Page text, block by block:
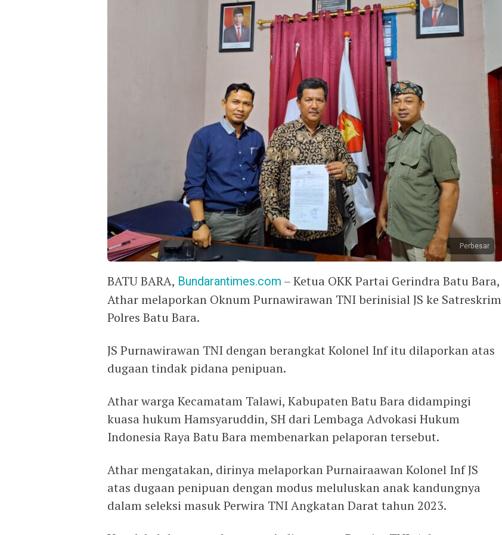
Perbesar
BATU BARA, Bundarantimes.com – Ketua OKK Partai Gerindra Batu Bara,
Athar melaporkan Oknum Purnawirawan TNI berinisial JS ke Satreskrim
Polres Batu Bara.
JS Purnawirawan TNI dengan berangkat Kolonel Inf itu dilaporkan atas
dugaan tindak pidana penipuan.
Athar warga Kecamatam Talawi, Kabupaten Batu Bara didampingi
kuasa hukum Hamsyaruddin, SH dari Lembaga Advokasi Hukum
Indonesia Raya Batu Bara membenarkan pelaporan tersebut.
Athar mengatakan, dirinya melaporkan Purnairaawan Kolonel Inf JS
atas dugaan penipuan dengan modus meluluskan anak kandungnya
dalam seleksi masuk Perwira TNI Angkatan Darat tahun 2023.